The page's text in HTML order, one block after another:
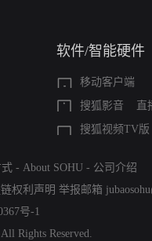
软件/智能硬件
移动客户端
搜狐影音
直
搜狐视频TV版
- About SOHU - 公司介绍
权利声明 举报邮箱
号-1
Rights Reserved.